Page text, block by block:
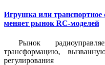
Игрушка или транспортное
меняет рынок RC-моделей
Рынок
трансформацию,
регулирования